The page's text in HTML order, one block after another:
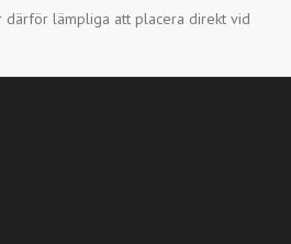
därför lämpliga att placera direkt vid